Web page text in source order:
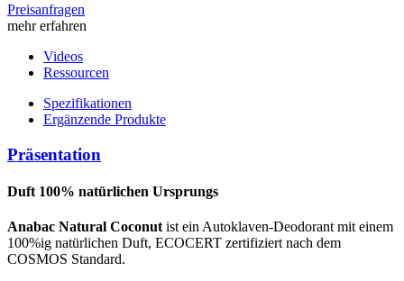
Preisanfragen
mehr erfahren
Videos
Ressourcen
Spezifikationen
Ergänzende Produkte
Präsentation
Duft 100% natürlichen Ursprungs
Anabac Natural Coconut ist ein Autoklaven-Deodorant mit einem
100%ig natürlichen Duft, ECOCERT zertifiziert nach dem
COSMOS Standard.